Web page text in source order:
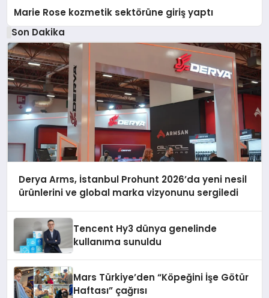
Marie Rose kozmetik sektörüne giriş yaptı
Son Dakika
Derya Arms, İstanbul Prohunt 2026’da yeni nesil
ürünlerini ve global marka vizyonunu sergiledi
Tencent Hy3 dünya genelinde
kullanıma sunuldu
Mars Türkiye’den “Köpeğini İşe Götür
Haftası” çağrısı